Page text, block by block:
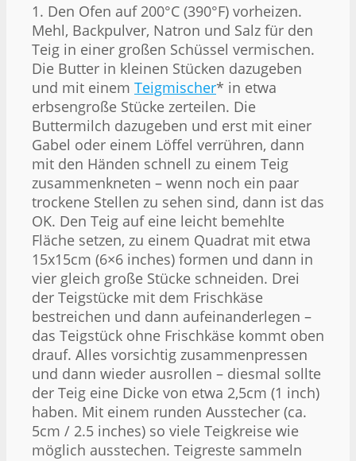
1. Den Ofen auf 200°C (390°F) vorheizen.
Mehl, Backpulver, Natron und Salz für den
Teig in einer großen Schüssel vermischen.
Die Butter in kleinen Stücken dazugeben
und mit einem Teigmischer* in etwa
erbsengroße Stücke zerteilen. Die
Buttermilch dazugeben und erst mit einer
Gabel oder einem Löffel verrühren, dann
mit den Händen schnell zu einem Teig
zusammenkneten – wenn noch ein paar
trockene Stellen zu sehen sind, dann ist das
OK. Den Teig auf eine leicht bemehlte
Fläche setzen, zu einem Quadrat mit etwa
15x15cm (6×6 inches) formen und dann in
vier gleich große Stücke schneiden. Drei
der Teigstücke mit dem Frischkäse
bestreichen und dann aufeinanderlegen –
das Teigstück ohne Frischkäse kommt oben
drauf. Alles vorsichtig zusammenpressen
und dann wieder ausrollen – diesmal sollte
der Teig eine Dicke von etwa 2,5cm (1 inch)
haben. Mit einem runden Ausstecher (ca.
5cm / 2.5 inches) so viele Teigkreise wie
möglich ausstechen. Teigreste sammeln